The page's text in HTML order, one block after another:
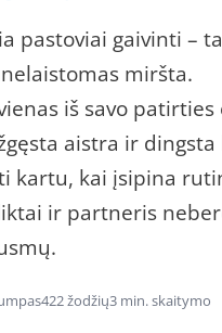
pastoviai gaivinti –
miršta.
iš savo patirties
aistra ir
kartu, kai įsipina
ir partneris
422 žodžių3 min. skaitymo